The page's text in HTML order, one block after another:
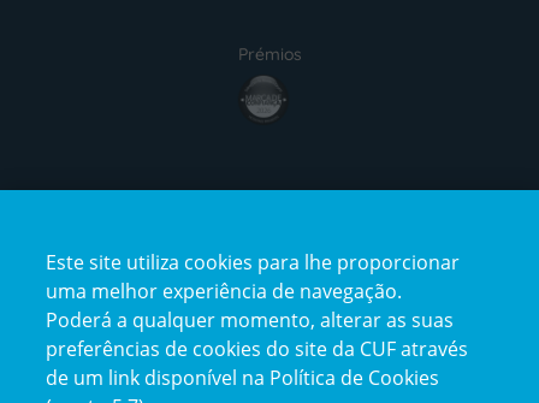
Prémios
award4
certification2certification3
Este site utiliza cookies para lhe proporcionar
uma melhor experiência de navegação.
Poderá a qualquer momento, alterar as suas
preferências de cookies do site da CUF através
de um link disponível na Política de Cookies